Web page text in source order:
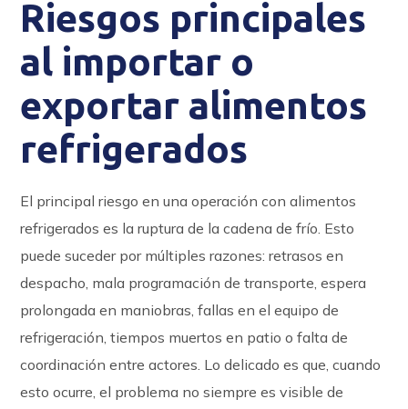
Riesgos principales
al importar o
exportar alimentos
refrigerados
El principal riesgo en una operación con alimentos
refrigerados es la ruptura de la cadena de frío. Esto
puede suceder por múltiples razones: retrasos en
despacho, mala programación de transporte, espera
prolongada en maniobras, fallas en el equipo de
refrigeración, tiempos muertos en patio o falta de
coordinación entre actores. Lo delicado es que, cuando
esto ocurre, el problema no siempre es visible de